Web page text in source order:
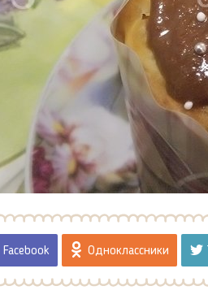
Facebook Одноклассники